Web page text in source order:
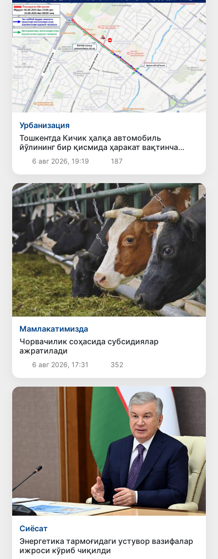
Урбанизация
Тошкентда Кичик ҳалқа автомобиль
йўлининг бир қисмида ҳаракат вақтинча
чекланади
6 авг 2026, 19:19 187
Мамлакатимизда
Чорвачилик соҳасида субсидиялар
ажратилади
6 авг 2026, 17:31 352
Сиёсат
Энергетика тармоғидаги устувор вазифалар
ижроси кўриб чиқилди